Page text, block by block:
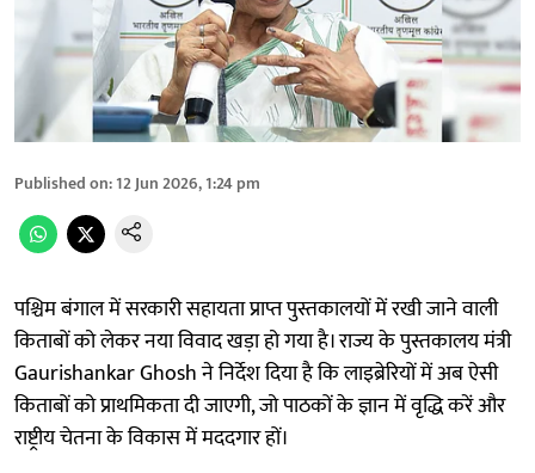
Published on:12 Jun 2026, 1:24 pm
पश्चिम बंगाल में सरकारी सहायता प्राप्त पुस्तकालयों में रखी जाने वाली
किताबों को लेकर नया विवाद खड़ा हो गया है। राज्य के पुस्तकालय मंत्री
Gaurishankar Ghosh ने निर्देश दिया है कि लाइब्रेरियों में अब ऐसी
किताबों को प्राथमिकता दी जाएगी, जो पाठकों के ज्ञान में वृद्धि करें और
राष्ट्रीय चेतना के विकास में मददगार हों।